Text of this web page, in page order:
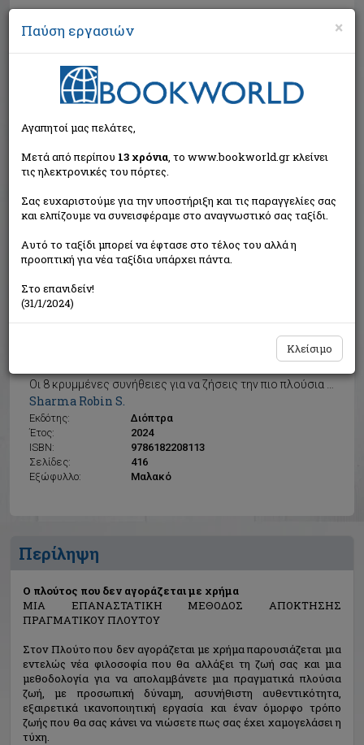
Αναζήτηση
Ο πλούτος που δεν αγοράζεται με χρήμα
Sharma Robin S.
Εκδότης:
Διόπτρα
Έτος:
2024
ISBN:
9786182208113
Σελίδες:
416
Εξώφυλλο:
Μαλακό
Η τιμή μας:€16,92
Δεν υπάρχει δυνατότητα παραγγελίας
Περίληψη
Ο πλούτος που δεν αγοράζεται με χρήμα
ΜΙΑ ΕΠΑΝΑΣΤΑΤΙΚΗ ΜΕΘΟΔΟΣ ΑΠΟΚΤΗΣΗΣ
ΠΡΑΓΜΑΤΙΚΟΥ ΠΛΟΥΤΟΥ
Στον Πλούτο που δεν αγοράζεται με χρήμα παρουσιάζεται μια
εντελώς νέα φιλοσοφία που θα αλλάξει τη ζωή σας και μια
μεθοδολογία για να απολαμβάνετε μια πραγματικά πλούσια
ζωή, με προσωπική δύναμη, ασυνήθιστη αυθεντικότητα,
εξαιρετικά ικανοποιητική εργασία και έναν όμορφο τρόπο
ζωής που θα σας κάνει να νιώσετε πως σας έχει χαμογελάσει η
τύχη.
×
Παύση εργασιών
Αγαπητοί μας πελάτες,
Μετά από περίπου 13 χρόνια, το www.bookworld.gr κλείνει
τις ηλεκτρονικές του πόρτες.
Σας ευχαριστούμε για την υποστήριξη και τις παραγγελίες σας
και ελπίζουμε να συνεισφέραμε στο αναγνωστικό σας ταξίδι.
Αυτό το ταξίδι μπορεί να έφτασε στο τέλος του αλλά η
προοπτική για νέα ταξίδια υπάρχει πάντα.
Στο επανιδείν!
(31/1/2024)
Κλείσιμο